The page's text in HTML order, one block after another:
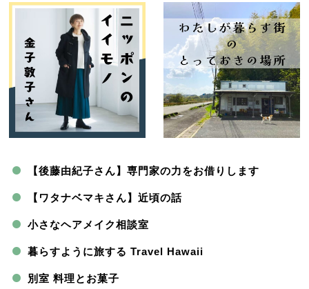
【後藤由紀子さん】専門家の力をお借りします
【ワタナベマキさん】近頃の話
小さなヘアメイク相談室
暮らすように旅する Travel Hawaii
別室 料理とお菓子